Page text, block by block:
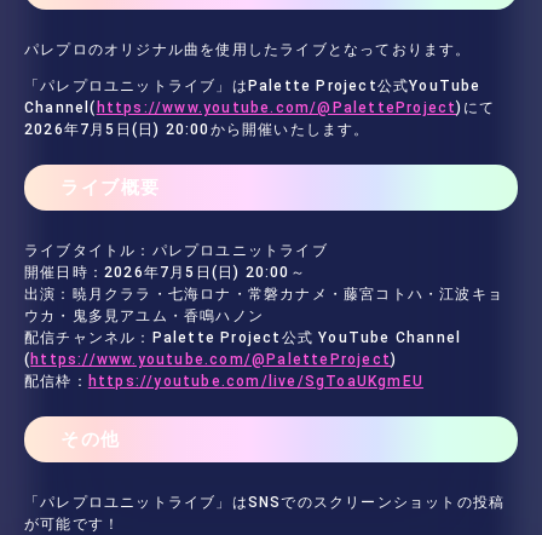
パレプロのオリジナル曲を使用したライブとなっております。
「パレプロユニットライブ」はPalette Project公式YouTube
Channel( https://www.youtube.com/@PaletteProject)にて
2026年7月5日(日) 20:00から開催いたします。
ライブ概要
ライブタイトル：パレプロユニットライブ
開催日時：2026年7月5日(日) 20:00～
出演：暁月クララ・七海ロナ・常磐カナメ・藤宮コトハ・江波キョ
ウカ・鬼多見アユム・香鳴ハノン
配信チャンネル：Palette Project公式 YouTube Channel
( https://www.youtube.com/@PaletteProject)
配信枠： https://youtube.com/live/SgToaUKgmEU
その他
「パレプロユニットライブ」はSNSでのスクリーンショットの投稿
が可能です！